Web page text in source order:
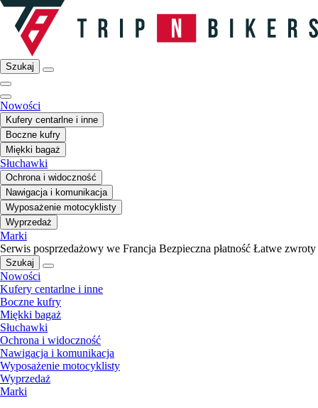
Szukaj
Nowości
Kufery centarlne i inne
Boczne kufry
Miękki bagaż
Słuchawki
Ochrona i widoczność
Nawigacja i komunikacja
Wyposażenie motocyklisty
Wyprzedaż
Marki
Serwis posprzedażowy we Francja Bezpieczna płatność Łatwe zwroty
Szukaj
Nowości
Kufery centarlne i inne
Boczne kufry
Miękki bagaż
Słuchawki
Ochrona i widoczność
Nawigacja i komunikacja
Wyposażenie motocyklisty
Wyprzedaż
Marki